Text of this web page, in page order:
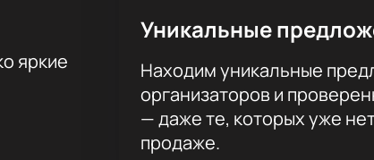
яркие
Уникальные
Находим уникальные
организаторов и
— даже те, которых уже
продаже.